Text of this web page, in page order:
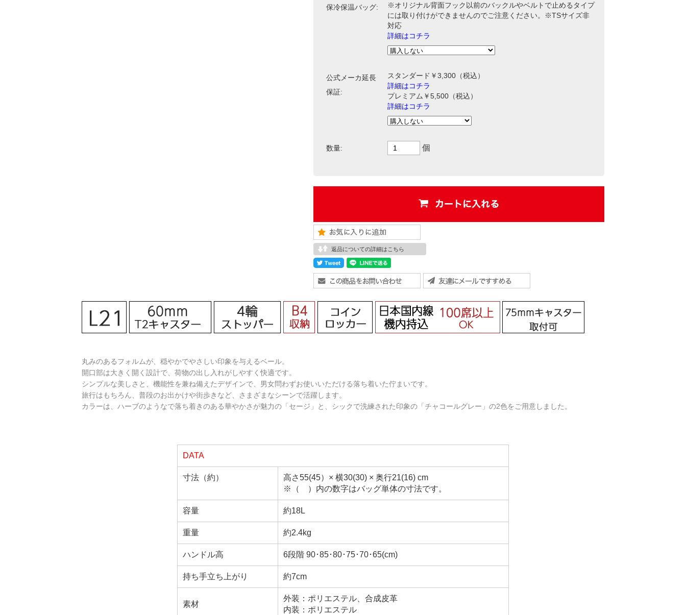
保冷保温バッグ:
※オリジナル背面フック以前のバックルやベルトで止めるタイプ
には取り付けができませんのでご注意ください。※TSサイズ非
対応
詳細はコチラ
公式メーカ延長
保証:
スタンダード￥3,300（税込）
詳細はコチラ
プレミアム￥5,500（税込）
詳細はコチラ
数量: 個
返品についての詳細はこちら
丸みのあるフォルムが、穏やかでやさしい印象を与えるベール。
開口部は大きく開く設計で、荷物の出し入れがしやすく快適です。
シンプルな美しさと、機能性を兼ね備えたデザインで、男女問わずお使いいただける落ち着いた佇まいです。
旅行はもちろん、普段のお出かけや街歩きなど、さまざまなシーンで活躍します。
カラーは、ハーブのようなで落ち着きのある華やかさが魅力の「セージ」と、シックで洗練された印象の「チャコールグレー」の2色をご用意しました。
DATA
寸法（約）
高さ55(45）× 横30(30) × 奥行21(16) cm
※（ ）内の数字はバッグ単体の寸法です。
容量 約18L
重量 約2.4kg
ハンドル高 6段階 90･85･80･75･70･65(cm)
持ち手立ち上がり 約7cm
素材
外装：ポリエステル、合成皮革
内装：ポリエステル